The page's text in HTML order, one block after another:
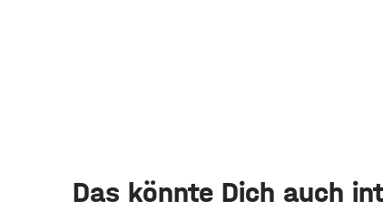
Das könnte Dich auch